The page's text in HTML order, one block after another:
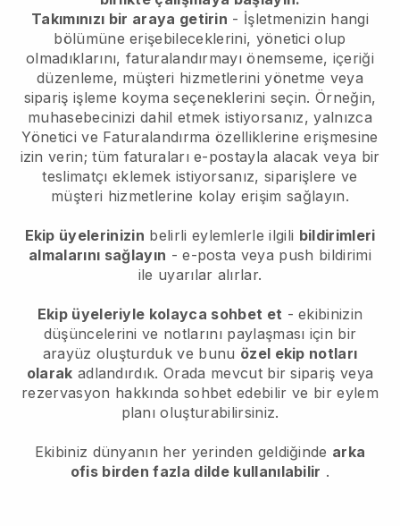
Takımınızı bir araya getirin - İşletmenizin hangi
bölümüne erişebileceklerini, yönetici olup
olmadıklarını, faturalandırmayı önemseme, içeriği
düzenleme, müşteri hizmetlerini yönetme veya
sipariş işleme koyma seçeneklerini seçin. Örneğin,
muhasebecinizi dahil etmek istiyorsanız, yalnızca
Yönetici ve Faturalandırma özelliklerine erişmesine
izin verin; tüm faturaları e-postayla alacak veya bir
teslimatçı eklemek istiyorsanız, siparişlere ve
müşteri hizmetlerine kolay erişim sağlayın.
Ekip üyelerinizin belirli eylemlerle ilgili bildirimleri
almalarını sağlayın - e-posta veya push bildirimi
ile uyarılar alırlar.
Ekip üyeleriyle kolayca sohbet et - ekibinizin
düşüncelerini ve notlarını paylaşması için bir
arayüz oluşturduk ve bunu özel ekip notları
olarak adlandırdık. Orada mevcut bir sipariş veya
rezervasyon hakkında sohbet edebilir ve bir eylem
planı oluşturabilirsiniz.
Ekibiniz dünyanın her yerinden geldiğinde arka
ofis birden fazla dilde kullanılabilir .